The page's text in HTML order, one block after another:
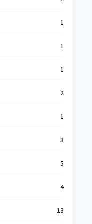
1
1
1
2
1
3
5
4
13